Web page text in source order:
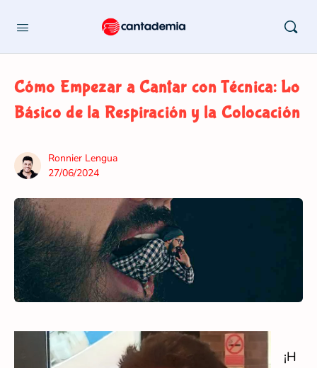
Cómo Empezar a Cantar con Técnica: Lo
Básico de la Respiración y la Colocación
Ronnier Lengua
27/06/2024
¡H